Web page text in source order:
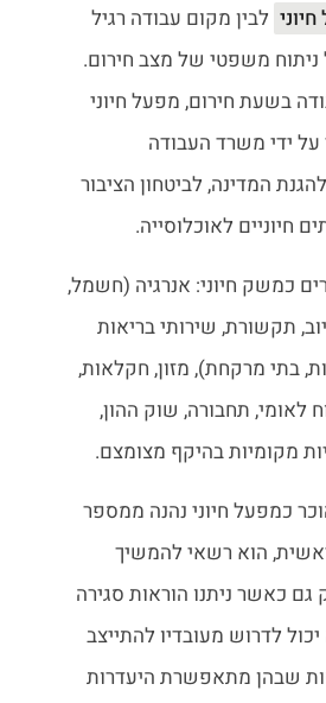
לבין מקום עבודה רגיל
ניתוח משפטי של מצב חירום.
בשעת חירום, מפעל חיוני
ידי משרד העבודה
המדינה, לביטחון הציבור
חיוניים לאוכלוסייה.
כמשק חיוני: אנרגיה (חשמל,
תקשורת, שירותי בריאות
בתי מרקחת), מזון, חקלאות,
לאומי, תחבורה, שוק ההון,
מקומיות בהיקף מצומצם.
כמפעל חיוני נהנה ממספר
ראשית, הוא רשאי להמשיך
כאשר ניתנו הוראות סגירה
לדרוש מעובדיו להתייצב
שבהן מתאפשרת היעדרות